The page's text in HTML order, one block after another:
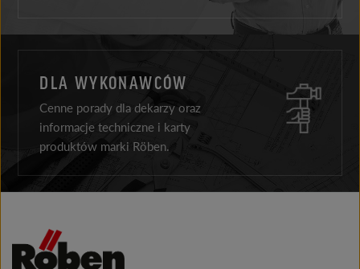
DLA WYKONAWCÓW
Cenne porady dla dekarzy oraz
informacje techniczne i karty
produktów marki Röben.